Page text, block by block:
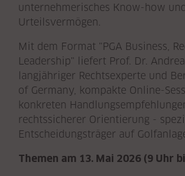
unternehmerisches Know-how
Urteilsvermögen.
Mit dem Format "PGA Business,
Leadership" liefert Prof. Dr.
langjähriger Rechtsexperte und
of Germany, kompakte Online-
konkreten
rechtssicherer Orientierung -
Entscheidungsträger auf
Themen am 13. Mai 2026 (9 Uhr